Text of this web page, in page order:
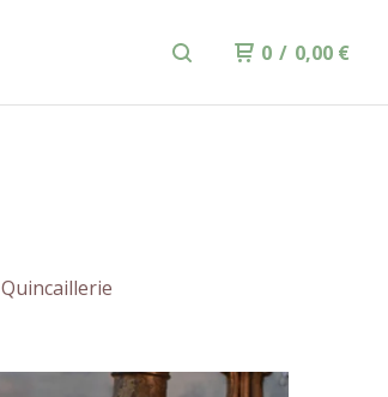
0 / 0,00 €
Quincaillerie